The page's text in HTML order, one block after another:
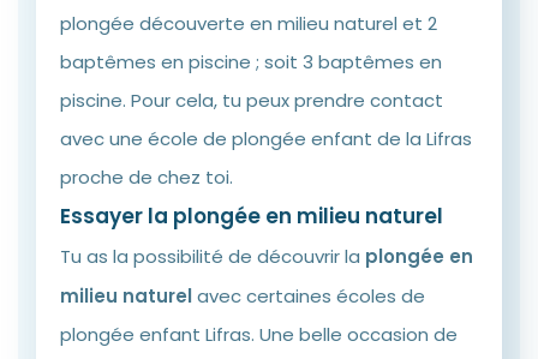
plongée découverte en milieu naturel et 2
baptêmes en piscine ; soit 3 baptêmes en
piscine. Pour cela, tu peux prendre contact
avec une école de plongée enfant de la Lifras
proche de chez toi.
Essayer la plongée en milieu naturel
Tu as la possibilité de découvrir la plongée en
milieu naturelavec certaines écoles de
plongée enfant Lifras. Une belle occasion de